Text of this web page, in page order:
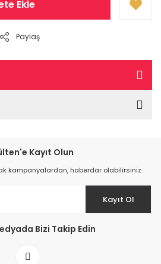
Ekle
Paylaş
Kayıt Olun
kampanyalardan, haberdar olabilirsiniz.
Kayıt Ol
Bizi Takip Edin